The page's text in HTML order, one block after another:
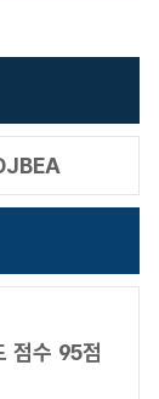
점수 95점